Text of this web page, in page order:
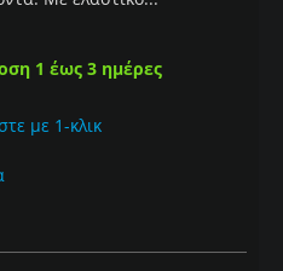
1 έως 3 ημέρες
με 1-κλικ